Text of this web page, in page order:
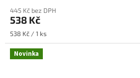
445 Kč bez DPH
538 Kč
Měrná
cena:
538 Kč / 1 ks
Novinka